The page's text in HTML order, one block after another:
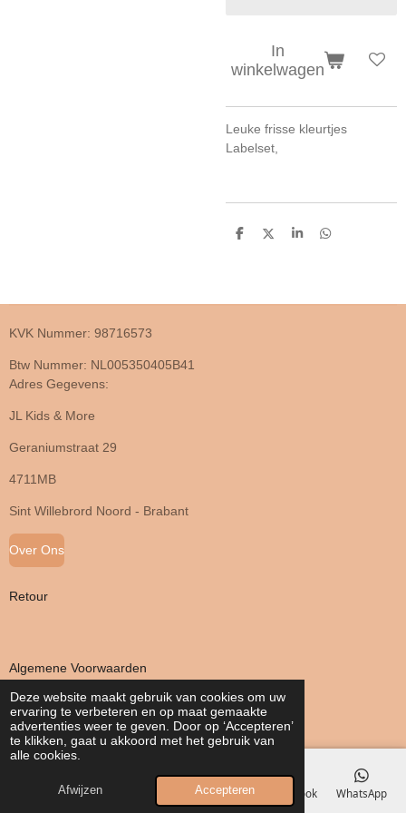
Deze website maakt gebruik van cookies om uw
ervaring te verbeteren en op maat gemaakte
advertenties weer te geven. Door op ‘Accepteren’
te klikken, gaat u akkoord met het gebruik van
alle cookies.
Afwijzen Accepteren
In
winkelwagen
Leuke frisse kleurtjes
Labelset,
D
D
S
D
KVK Nummer: 98716573
Btw Nummer: NL005350405B41
Adres Gegevens:
JL Kids & More
Geraniumstraat 29
4711MB
Sint Willebrord Noord - Brabant
Over Ons
Retour
Algemene Voorwaarden
Privacy Verklaring
E-mailadres Telefoonnummer Kaart Facebook WhatsApp